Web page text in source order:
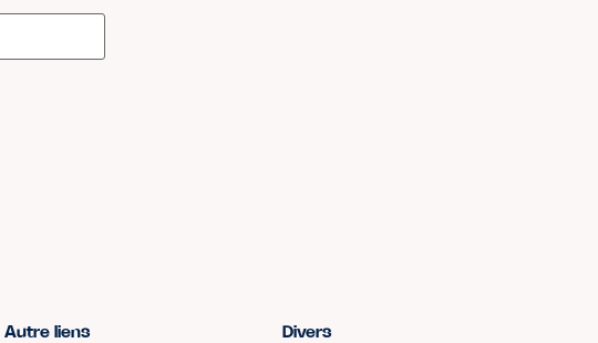
Autre liens Divers